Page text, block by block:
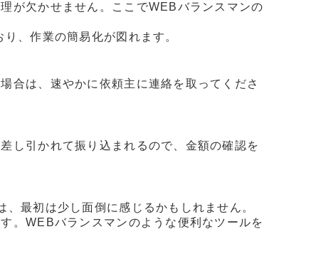
が欠かせません。ここでWEBバランスマンの
、作業の簡易化が図れます。
合は、速やかに依頼主に連絡を取ってくださ
し引かれて振り込まれるので、金額の確認を
最初は少し面倒に感じるかもしれません。
。WEBバランスマンのような便利なツールを